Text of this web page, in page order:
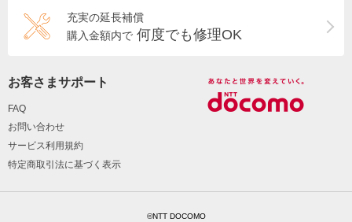
充実の延長補償
購入金額内で 何度でも修理OK
お客さまサポート
FAQ
お問い合わせ
サービス利用規約
特定商取引法に基づく表示
©NTT DOCOMO